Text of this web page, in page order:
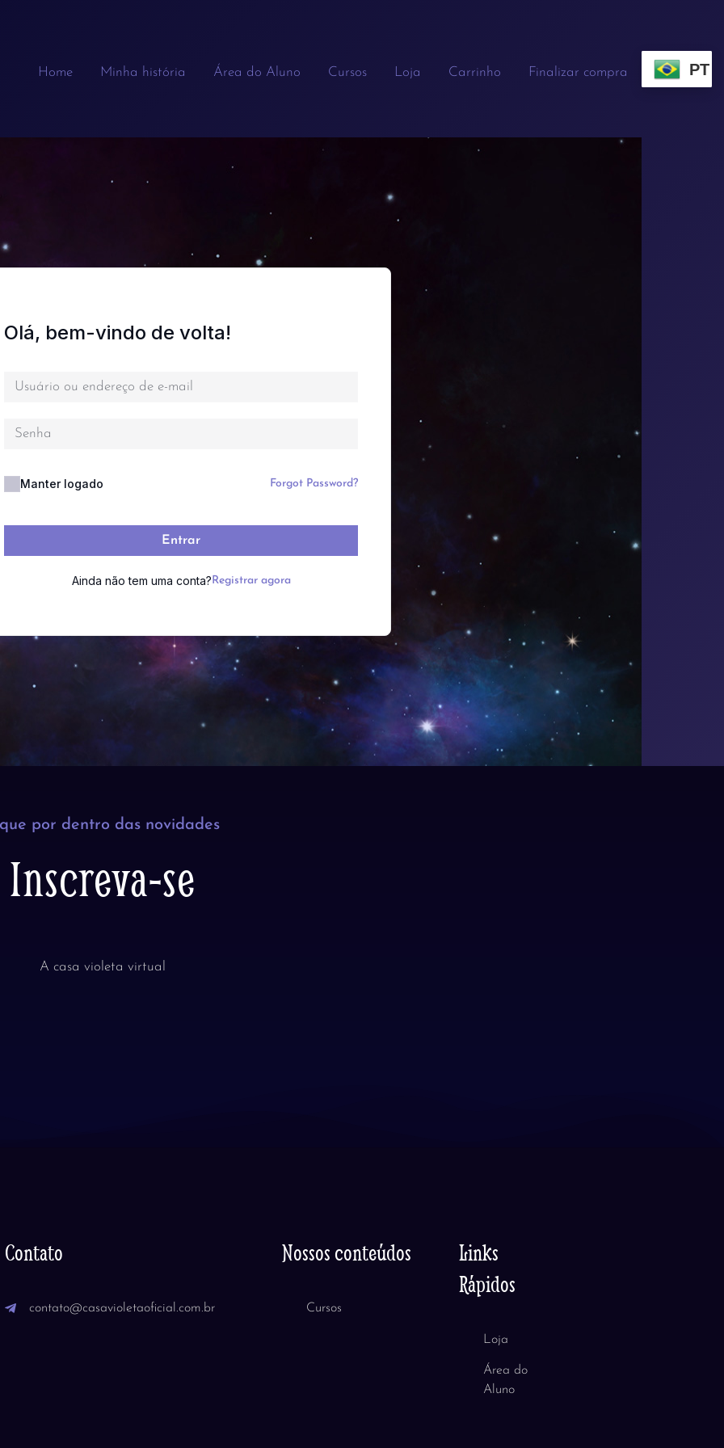
Home Minha história Área do Aluno Cursos Loja Carrinho Finalizar compra PT
Olá, bem-vindo de volta!
Manter logado Forgot Password?
Entrar
Ainda não tem uma conta? Registrar agora
por dentro das novidades
Inscreva-se
A casa violeta virtual
Contato
contato@casavioletaoficial.com.br
Nossos conteúdos
Cursos
Links
Rápidos
Loja
Área do
Aluno